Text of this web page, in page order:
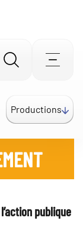
Aller
la
recherche
Productions
publique